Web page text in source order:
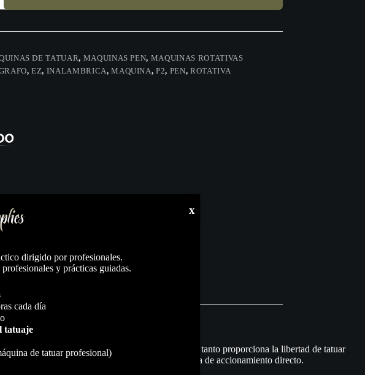
DE TATUAR, MAQUINAS PEN, MAQUINAS ROTATIVAS
,EZ, INALAMBRICA,MAQUINA,P2, PEN, ROTATIVA
bolígrafo, la P2S no requiere un cable y por lo tanto proporciona la libertad de tatuar
motor personalizado EZ de su clase con sistema de accionamiento directo.
dirigido por profesionales.
y prácticas guiadas.
cada día
tatuaje
de tatuar profesional)
x